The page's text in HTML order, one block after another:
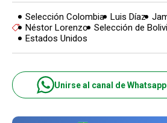
Selección Colombia Luis Díaz
Néstor Lorenzo Selección de
Estados Unidos
Unirse al canal de